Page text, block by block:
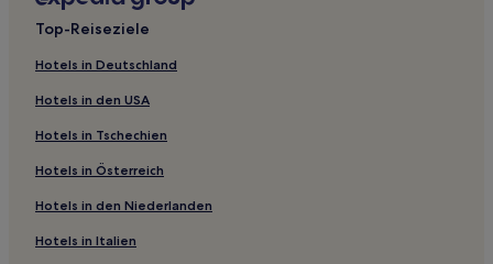
4-Sterne-Hotels in Caminho da Agua
2-Sterne-Hotels in Arroios
4-Sterne-Hotels in Arroios
Günstige in Penha de França
Luxus in Anjos
Hotels mit Wellnessbereich nahe Coração de Jesus
Haustierfreundliche nahe Coração de Jesus
Günstige in Olivais Sul
Top-Reiseziele
Hotels in Deutschland
Hotels in den USA
Hotels in Tschechien
Hotels in Österreich
Hotels in den Niederlanden
Hotels in Italien